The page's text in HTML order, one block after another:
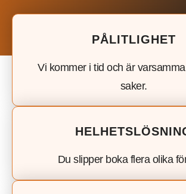
PÅLITLIGHET
Vi kommer i tid och är
saker.
Du slipper boka flera olika